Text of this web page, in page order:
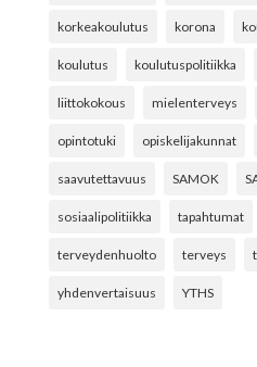
korkeakoulutus korona
koulutus koulutuspolitiikka
liittokokous mielenterveys
opintotuki opiskelijakunnat
saavutettavuus SAMOK
sosiaalipolitiikka tapahtumat
terveydenhuolto terveys
yhdenvertaisuus YTHS